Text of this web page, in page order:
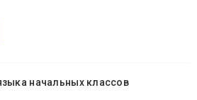
начальных классов